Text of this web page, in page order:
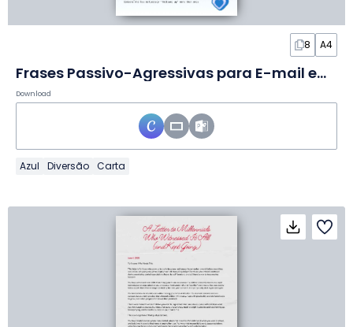
8 A4
Frases Passivo-Agressivas para E-mail em Slides
Download
Azul Diversão Carta